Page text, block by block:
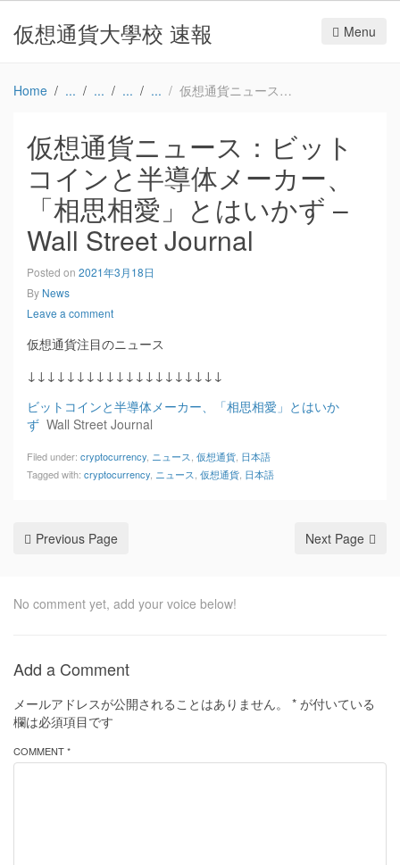
仮想通貨大學校 速報 Menu
Home 仮想通貨ニュース：ビットコインと半導体メーカー、「相思相愛」とはいかず – Wall Street Journal
仮想通貨ニュース：ビット
コインと半導体メーカー、
「相思相愛」とはいかず –
Wall Street Journal
Posted on 2021年3月18日
By News
Leave a comment
仮想通貨注目のニュース
↓↓↓↓↓↓↓↓↓↓↓↓↓↓↓↓↓↓↓↓
ビットコインと半導体メーカー、「相思相愛」とはいか
ず Wall Street Journal
Filed under: cryptocurrency ニュース 仮想通貨 日本語
Tagged with: cryptocurrency ニュース 仮想通貨 日本語
Previous Page Next Page
No comment yet, add your voice below!
Add a Comment
メールアドレスが公開されることはありません。 * が付いている
欄は必須項目です
COMMENT *